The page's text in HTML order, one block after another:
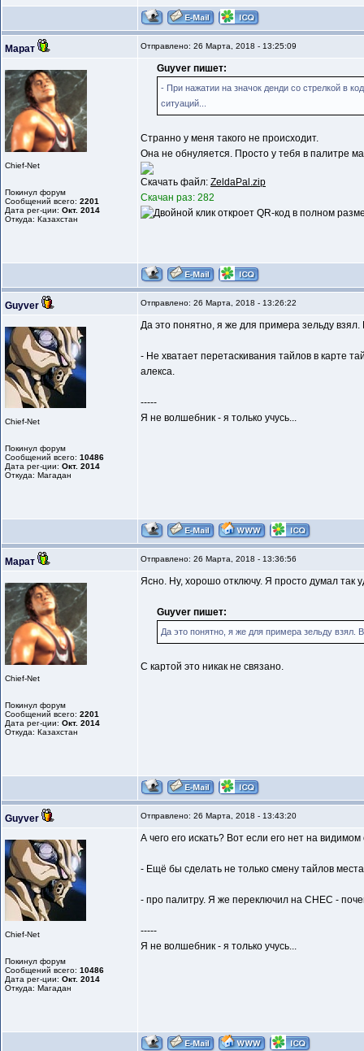
Марат Отправлено: 26 Марта, 2018 - 13:25:09
Chief-Net
Покинул форум
Сообщений всего: 2201
Дата рег-ции: Окт. 2014
Откуда: Казахстан
Guyver пишет:
- При нажатии на значок денди со стрелкой в
ситуаций...
Странно у меня такого не происходит.
Она не обнуляется. Просто у тебя в палитре
Скачать файл: ZeldaPal.zip
Скачан раз: 282
Guyver Отправлено: 26 Марта, 2018 - 13:26:22
Chief-Net
Покинул форум
Сообщений всего: 10486
Дата рег-ции: Окт. 2014
Откуда: Магадан
Да это понятно, я же для примера зельду
- Не хватает перетаскивания тайлов в карте
алекса.
-----
Я не волшебник - я только учусь...
Марат Отправлено: 26 Марта, 2018 - 13:36:56
Chief-Net
Покинул форум
Сообщений всего: 2201
Дата рег-ции: Окт. 2014
Откуда: Казахстан
Ясно. Ну, хорошо отключу. Я просто думал так
Guyver пишет:
Да это понятно, я же для примера зельду взял.
С картой это никак не связано.
Guyver Отправлено: 26 Марта, 2018 - 13:43:20
Chief-Net
Покинул форум
Сообщений всего: 10486
Дата рег-ции: Окт. 2014
Откуда: Магадан
А чего его искать? Вот если его нет на
- Ещё бы сделать не только смену тайлов
- про палитру. Я же переключил на СНЕС -
-----
Я не волшебник - я только учусь...